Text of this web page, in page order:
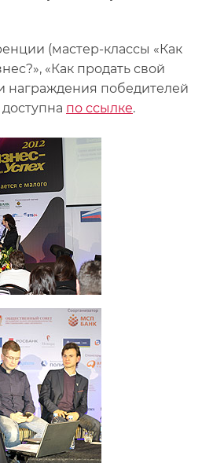
(мастер-классы «Как
«Как продать свой
награждения победителей
по ссылке.